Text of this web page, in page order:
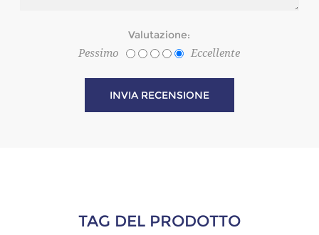
Valutazione:
Pessimo
Eccellente
TAG DEL PRODOTTO